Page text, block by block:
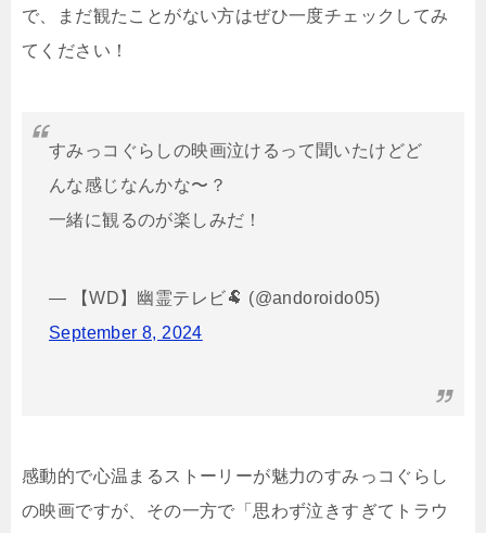
で、まだ観たことがない方はぜひ一度チェックしてみ
てください！
すみっコぐらしの映画泣けるって聞いたけどど
んな感じなんかな〜？
一緒に観るのが楽しみだ！
— 【WD】幽霊テレビ🐏 (@andoroido05)
September 8, 2024
感動的で心温まるストーリーが魅力のすみっコぐらし
の映画ですが、その一方で「思わず泣きすぎてトラウ